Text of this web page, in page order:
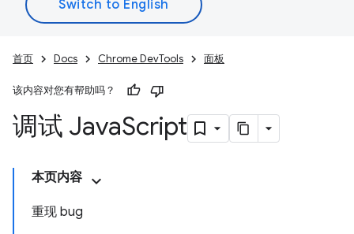
首页 Docs Chrome DevTools 面板
该内容对您有帮助吗？
调试 JavaScript
本页内容
重现 bug